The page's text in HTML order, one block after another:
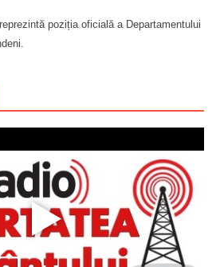
poziția oficială a Departamentului